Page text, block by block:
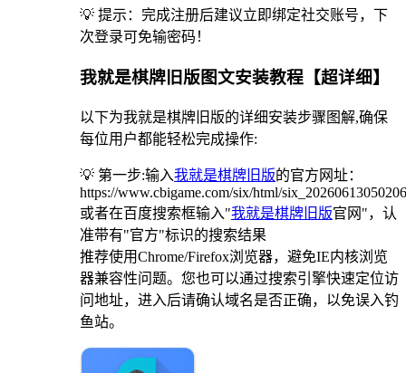
💡 提示：完成注册后建议立即绑定社交账号，下
次登录可免输密码！
我就是棋牌旧版图文安装教程【超详细】
以下为我就是棋牌旧版的详细安装步骤图解,确保
每位用户都能轻松完成操作:
💡 第一步:输入我就是棋牌旧版的官方网址：
https://www.cbigame.com/six/html/
或者在百度搜索框输入"我就是棋牌旧版官网"，认
准带有"官方"标识的搜索结果
推荐使用Chrome/Firefox浏览器，避免IE内核浏览
器兼容性问题。您也可以通过搜索引擎快速定位访
问地址，进入后请确认域名是否正确，以免误入钓
鱼站。